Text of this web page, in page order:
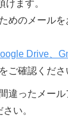
ます。
めのメールを
Drive、
ご確認くださ
間違ったメー
い。